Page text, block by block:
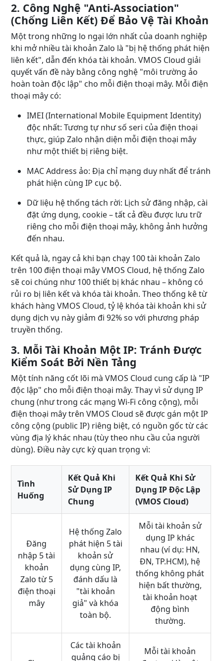
2. Công Nghệ "Anti-Association"
(Chống Liên Kết) Để Bảo Vệ Tài Khoản
Một trong những lo ngại lớn nhất của doanh nghiệp
khi mở nhiều tài khoản Zalo là "bị hệ thống phát hiện
liên kết", dẫn đến khóa tài khoản. VMOS Cloud giải
quyết vấn đề này bằng công nghệ "môi trường ảo
hoàn toàn độc lập" cho mỗi điện thoại mây. Mỗi điện
thoại mây có:
IMEI (International Mobile Equipment Identity)
độc nhất: Tương tự như số seri của điện thoại
thực, giúp Zalo nhận diện mỗi điện thoại mây
như một thiết bị riêng biệt.
MAC Address ảo: Địa chỉ mạng duy nhất để tránh
phát hiện cùng IP cục bộ.
Dữ liệu hệ thống tách rời: Lịch sử đăng nhập, cài
đặt ứng dụng, cookie – tất cả đều được lưu trữ
riêng cho mỗi điện thoại mây, không ảnh hưởng
đến nhau.
Kết quả là, ngay cả khi bạn chạy 100 tài khoản Zalo
trên 100 điện thoại mây VMOS Cloud, hệ thống Zalo
sẽ coi chúng như 100 thiết bị khác nhau – không có
rủi ro bị liên kết và khóa tài khoản. Theo thống kê từ
khách hàng VMOS Cloud, tỷ lệ khóa tài khoản khi sử
dụng dịch vụ này giảm đi 92% so với phương pháp
truyền thống.
3. Mỗi Tài Khoản Một IP: Tránh Được
Kiểm Soát Bởi Nền Tảng
Một tính năng cốt lõi mà VMOS Cloud cung cấp là "IP
độc lập" cho mỗi điện thoại mây. Thay vì sử dụng IP
chung (như trong các mạng Wi-Fi công cộng), mỗi
điện thoại mây trên VMOS Cloud sẽ được gán một IP
công cộng (public IP) riêng biệt, có nguồn gốc từ các
vùng địa lý khác nhau (tùy theo nhu cầu của người
dùng). Điều này cực kỳ quan trọng vì:
Tình
Huống
Kết Quả Khi
Sử Dụng IP
Chung
Kết Quả Khi Sử
Dụng IP Độc Lập
(VMOS Cloud)
Đăng
nhập 5 tài
khoản
Zalo từ 5
điện thoại
mây
Hệ thống Zalo
phát hiện 5 tài
khoản sử
dụng cùng IP,
đánh dấu là
"tài khoản
giả" và khóa
toàn bộ.
Mỗi tài khoản sử
dụng IP khác
nhau (ví dụ: HN,
ĐN, TP.HCM), hệ
thống không phát
hiện bất thường,
tài khoản hoạt
động bình
thường.
Các tài khoản
quảng cáo bị
Mỗi tài khoản